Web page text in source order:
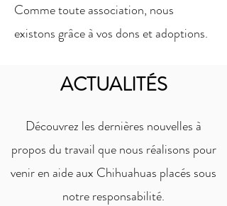
Comme toute association, nous
existons grâce à vos dons et adoptions.
ACTUALITÉS
Découvrez les dernières nouvelles à
propos du travail que nous réalisons pour
venir en aide aux Chihuahuas placés sous
notre responsabilité.